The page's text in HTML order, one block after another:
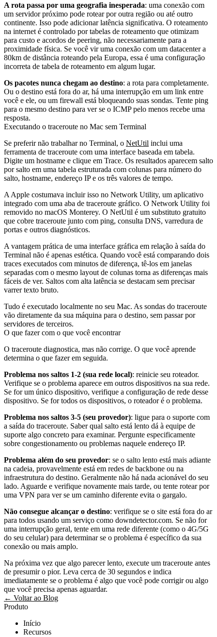
A rota passa por uma geografia inesperada: uma conexão com
um servidor próximo pode rotear por outra região ou até outro
continente. Isso pode adicionar latência significativa. O roteamento
na internet é controlado por tabelas de roteamento que otimizam
para custo e acordos de peering, não necessariamente para a
proximidade física. Se você vir uma conexão com um datacenter a
80km de distância roteando pela Europa, essa é uma configuração
incorreta de tabela de roteamento em algum lugar.
Os pacotes nunca chegam ao destino: a rota para completamente.
Ou o destino está fora do ar, há uma interrupção em um link entre
você e ele, ou um firewall está bloqueando suas sondas. Tente ping
para o mesmo destino para ver se o ICMP pelo menos recebe uma
resposta.
Executando o traceroute no Mac sem Terminal
Se preferir não trabalhar no Terminal, o NetUtil inclui uma
ferramenta de traceroute com uma interface baseada em tabela.
Digite um hostname e clique em Trace. Os resultados aparecem salto
por salto em uma tabela estruturada com colunas para número do
salto, hostname, endereço IP e os três valores de tempo.
A Apple costumava incluir isso no Network Utility, um aplicativo
integrado com uma aba de traceroute gráfico. O Network Utility foi
removido no macOS Monterey. O NetUtil é um substituto gratuito
que cobre traceroute junto com ping, consulta DNS, varredura de
portas e outros diagnósticos.
A vantagem prática de uma interface gráfica em relação à saída do
Terminal não é apenas estética. Quando você está comparando dois
traces executados com minutos de diferença, tê-los em janelas
separadas com o mesmo layout de colunas torna as diferenças mais
fáceis de ver. Saltos com alta latência se destacam sem precisar
varrer texto bruto.
Tudo é executado localmente no seu Mac. As sondas do traceroute
vão diretamente da sua máquina para o destino, sem passar por
servidores de terceiros.
O que fazer com o que você encontrar
O traceroute diagnostica, mas não corrige. O que você aprende
determina o que fazer em seguida.
Problema nos saltos 1-2 (sua rede local): reinicie seu roteador.
Verifique se o problema aparece em outros dispositivos na sua rede.
Se for um único dispositivo, verifique a configuração de rede desse
dispositivo. Se for todos os dispositivos, o roteador é o problema.
Problema nos saltos 3-5 (seu provedor): ligue para o suporte com
a saída do traceroute. Saber qual salto está lento dá à equipe de
suporte algo concreto para examinar. Pergunte especificamente
sobre congestionamento ou problemas naquele endereço IP.
Problema além do seu provedor: se o salto lento está mais adiante
na cadeia, provavelmente está em redes de backbone ou na
infraestrutura do destino. Geralmente não há nada acionável do seu
lado. Aguarde e verifique novamente mais tarde, ou tente rotear por
uma VPN para ver se um caminho diferente evita o gargalo.
Não consegue alcançar o destino: verifique se o site está fora do ar
para todos usando um serviço como downdetector.com. Se não for
uma interrupção geral, tente em uma rede diferente (como o 4G/5G
do seu celular) para determinar se o problema é específico da sua
conexão ou mais amplo.
Na próxima vez que algo parecer lento, execute um traceroute antes
de presumir o pior. Leva cerca de 30 segundos e indica
imediatamente se o problema é algo que você pode corrigir ou algo
que você precisa apenas aguardar.
← Voltar ao Blog
Produto
Início
Recursos